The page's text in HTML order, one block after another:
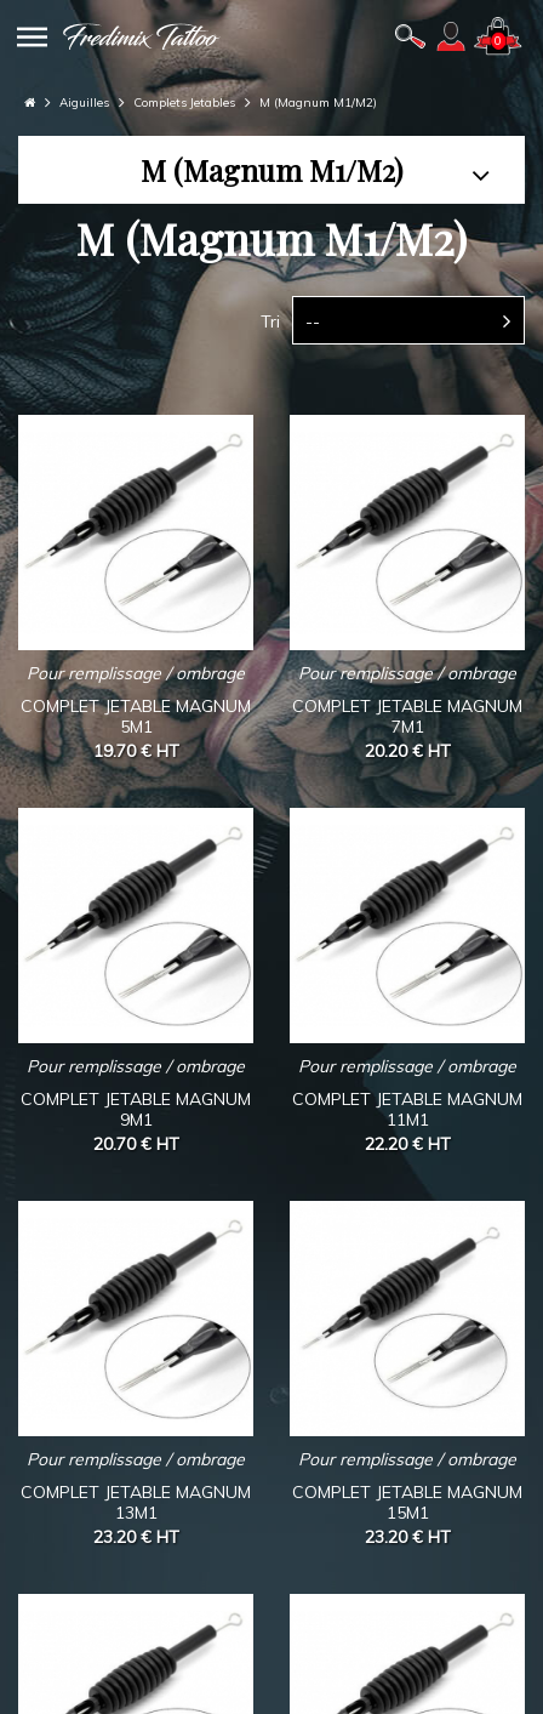
0
Aiguilles Complets Jetables M (Magnum M1/M2)
M (Magnum M1/M2)
M (Magnum M1/M2)
Tri --
Pour remplissage / ombrage
COMPLET JETABLE MAGNUM
5M1
19.70 €HT
Pour remplissage / ombrage
COMPLET JETABLE MAGNUM
7M1
20.20 € HT
Pour remplissage / ombrage
COMPLET JETABLE MAGNUM
9M1
20.70 € HT
Pour remplissage / ombrage
COMPLET JETABLE MAGNUM
11M1
22.20 € HT
Pour remplissage / ombrage
COMPLET JETABLE MAGNUM
13M1
23.20 € HT
Pour remplissage / ombrage
COMPLET JETABLE MAGNUM
15M1
23.20 € HT